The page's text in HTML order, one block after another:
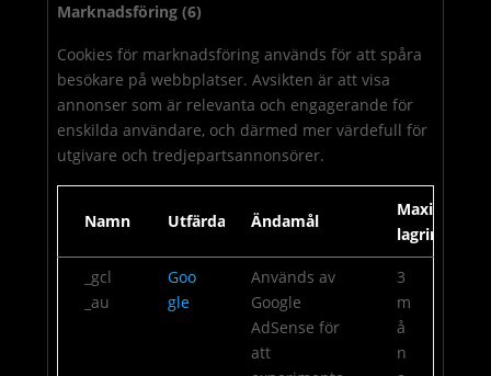
Marknadsföring (6)
Cookies för marknadsföring används för att spåra
besökare på webbplatser. Avsikten är att visa
annonser som är relevanta och engagerande för
enskilda användare, och därmed mer värdefull för
utgivare och tredjepartsannonsörer.
Namn Utfärdare Ändamål
Maximal
lagringstid
_gcl
_au
Goo
gle
Används av
Google
AdSense för
att
3
m
å
n